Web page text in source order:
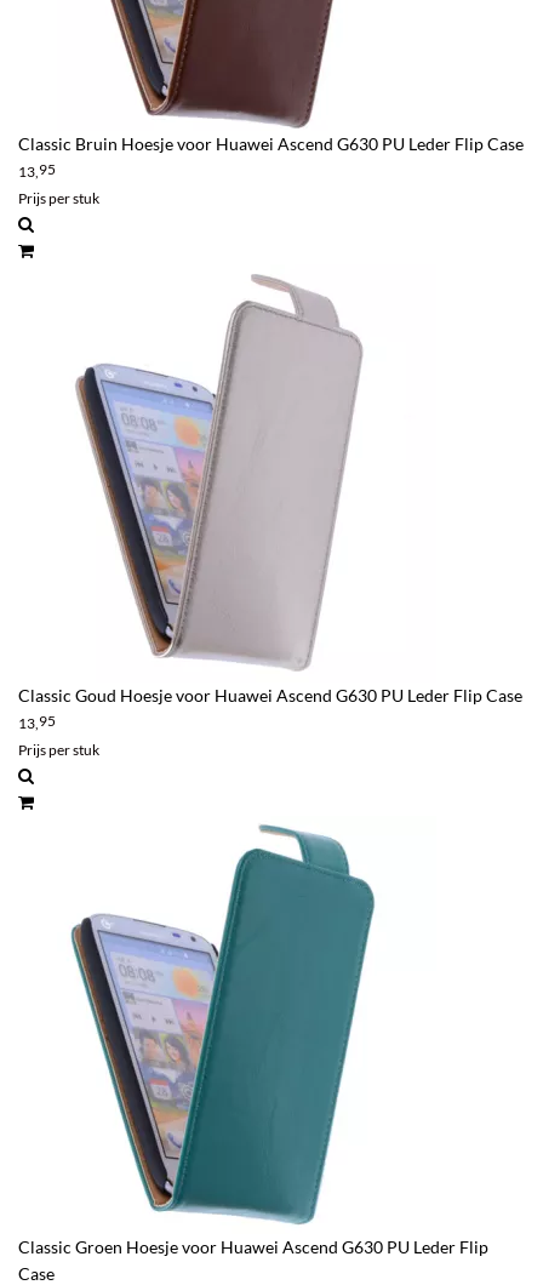
Classic Bruin Hoesje voor Huawei Ascend G630 PU Leder Flip Case
13,95
Prijs per stuk
Classic Goud Hoesje voor Huawei Ascend G630 PU Leder Flip Case
13,95
Prijs per stuk
Classic Groen Hoesje voor Huawei Ascend G630 PU Leder Flip
Case